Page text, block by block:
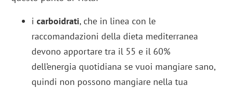
icarboidrati, che in linea con le
raccomandazioni della dieta mediterranea
devono apportare tra il 55 e il 60%
dell’energia quotidiana se vuoi mangiare sano,
quindi non possono mangiare nella tua